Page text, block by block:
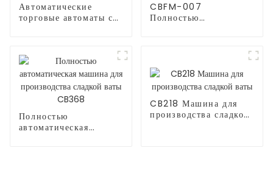
Автоматические
торговые автоматы с
CBFM-007
Полностью
Полностью
автоматическая
CB218 Машина для
производства сладкой